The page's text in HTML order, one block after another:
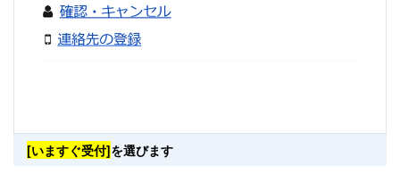
[いますぐ受付]を選びます